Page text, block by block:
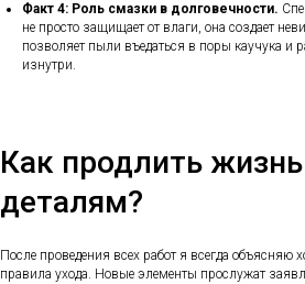
Факт 4: Роль смазки в долговечности.
не просто защищает от влаги, она создает
позволяет пыли въедаться в поры каучука и
изнутри.
Как продлить
деталям?
После проведения всех работ я всегда объясняю
правила ухода. Новые элементы прослужат